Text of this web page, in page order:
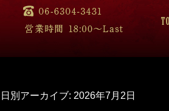
日別アーカイブ: 2026年7月2日